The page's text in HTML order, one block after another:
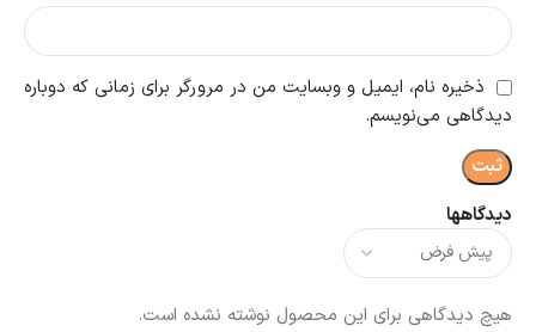
دیدگاهها
هیچ دیدگاهی برای این محصول نوشته نشده است.
ذخیره نام، ایمیل و وبسایت من در مرورگر برای زمانی که دوباره
دیدگاهی می‌نویسم.